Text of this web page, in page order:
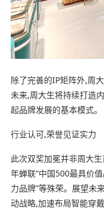
除了完善的IP矩阵外,周
未来,周大生将持续打造
起品牌发展的基本模式。
行业认可,荣誉见证实力
此次双奖加冕并非周大
年蝉联“中国500最具价
力品牌”等殊荣。展望未
动战略,加速布局智能穿